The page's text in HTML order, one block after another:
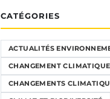
CATÉGORIES
ACTUALITÉS
CHANGEMENT CLIMATIQUE
CHANGEMENTS